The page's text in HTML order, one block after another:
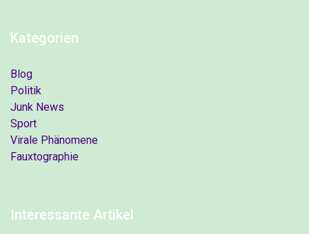
Kategorien
Blog
Politik
Junk News
Sport
Virale Phänomene
Fauxtographie
Interessante Artikel